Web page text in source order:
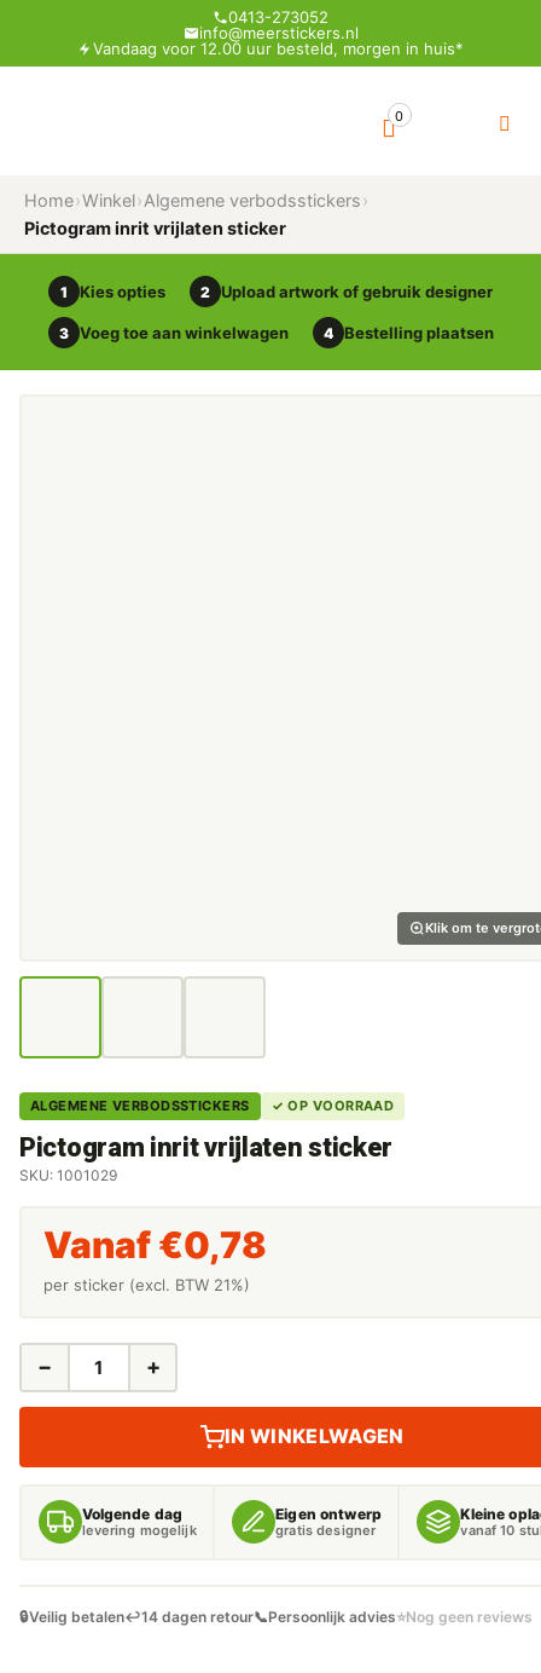
0413-273052
info@meerstickers.nl
Vandaag voor 12.00 uur besteld, morgen in huis*
0
Home›Winkel›Algemene verbodsstickers›
Pictogram inrit vrijlaten sticker
1 Kies opties 2 Upload artwork of gebruik designer
3 Voeg toe aan winkelwagen 4 Bestelling plaatsen
Klik om te
ALGEMENE VERBODSSTICKERS ✓ OP VOORRAAD
Pictogram inrit vrijlaten sticker
SKU: 1001029
Vanaf €0,78
per sticker (excl. BTW 21%)
PICTOGRAM
− +
IN WINKELWAGEN
Volgende dag
levering mogelijk
Eigen ontwerp
gratis designer
Kleine
vanaf 10
🔒Veilig betalen↩️14 dagen retour📞Persoonlijk advies⭐Nog geen reviews